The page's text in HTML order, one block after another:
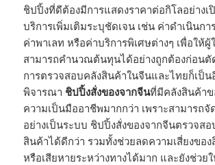
ชิปปิ้งที่ดีต้องมีการแสดงราคาต่อกิโลอย่างเ
บริการเพิ่มเติมระบุชัดเจน เช่น ค่าดำเนินกา
ค่าพาเลท หรือค่าบริการพิเศษต่างๆ เพื่อให้ผู้
สามารถคำนวณต้นทุนได้อย่างถูกต้องก่อนตั
การตรวจสอบคลังสินค้าในจีนและไทยก็เป็น
พิจารณา ชิปปิ้งสั่งของจากจีนที่มีคลังสินค้าข
ความเป็นมืออาชีพมากกว่า เพราะสามารถ
อย่างเป็นระบบ ชิปปิ้งสั่งของจากจีนตรวจส
สินค้าได้ดีกว่า รวมทั้งช่วยลดความเสี่ยงขอ
หรือเสียหายระหว่างทางได้มาก และยังช่วย